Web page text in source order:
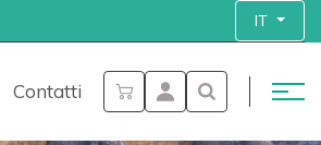
IT
Contatti